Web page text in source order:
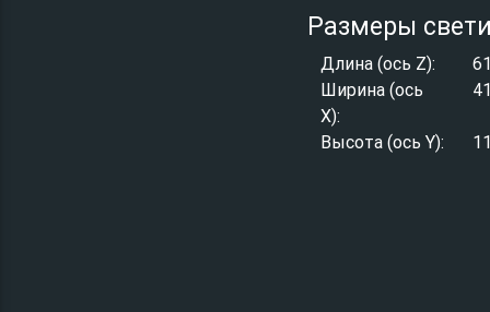
Размеры
Длина (ось Z):
Ширина (ось
X):
Высота (ось Y):